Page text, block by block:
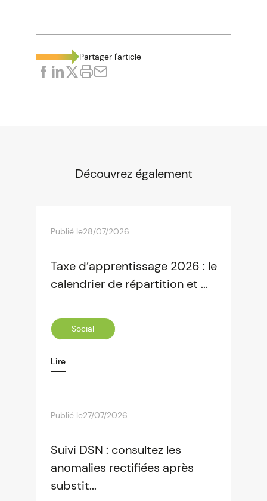
Partager l'article
Découvrez également
Publié le28/07/2026
Taxe d’apprentissage 2026 : le
calendrier de répartition et ...
Social
Lire
Publié le27/07/2026
Suivi DSN : consultez les
anomalies rectifiées après
substit...